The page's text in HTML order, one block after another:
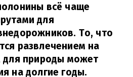
всё чаще
для
То, что
развлечением на
для природы может
на долгие годы.